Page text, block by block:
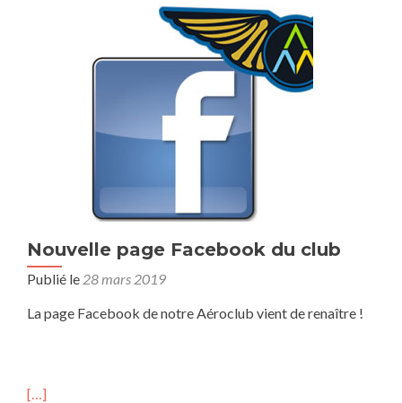
Nouvelle page Facebook du club
Publié le 28 mars 2019
La page Facebook de notre Aéroclub vient de renaître !
[…]